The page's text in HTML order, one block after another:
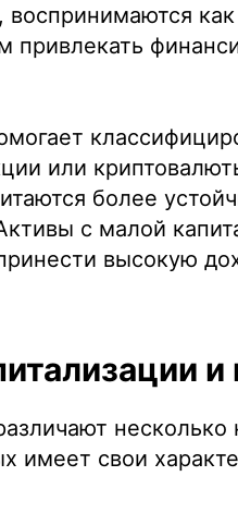
воспринимаются
привлекать
или
более
с малой
высокую
и
несколько
имеет свои